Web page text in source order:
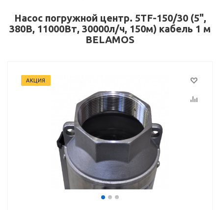
Насос погружной центр. 5TF-150/30 (5",
380В, 11000Вт, 30000л/ч, 150м) кабель 1 м
BELAMOS
АКЦИЯ